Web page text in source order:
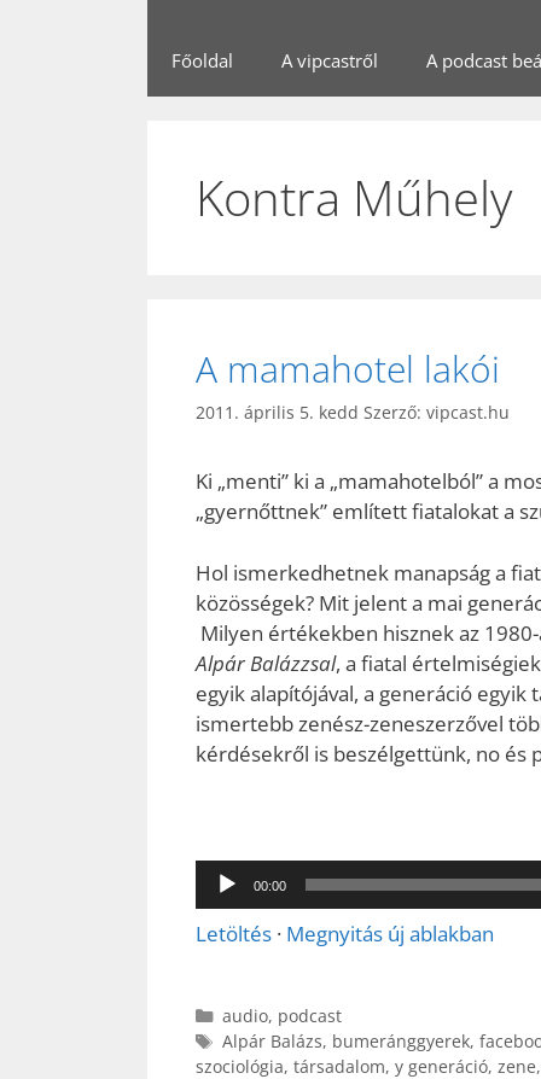
Főoldal A vipcastről A podcast
Kontra Műhely
A mamahotel lakói
2011. április 5. kedd Szerző: vipcast.hu
Ki „menti” ki a „mamahotelból” a
„gyernőttnek” említett fiatalokat a
Hol ismerkedhetnek manapság a
közösségek? Mit jelent a mai
Milyen értékekben hisznek az
Alpár Balázzsal, a fiatal
egyik alapítójával, a generáció egyik
ismertebb zenész-zeneszerzővel
kérdésekről is beszélgettünk, no és
Audió
lejátszó
00:00
Letöltés · Megnyitás új ablakban
Kategória
audio, podcast
Címkék
Alpár Balázs, bumeránggyerek,
szociológia, társadalom, y generáció, zene,